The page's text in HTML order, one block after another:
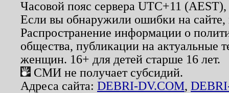
Часовой пояс сервера UTC+11
Если вы обнаружили ошибки на
Распространение информации о
общества, публикации на актуальные
женщин. 16+ для детей старше 16 лет.
СМИ не получает субсидий.
Адреса сайта: DEBRI-DV.COM,